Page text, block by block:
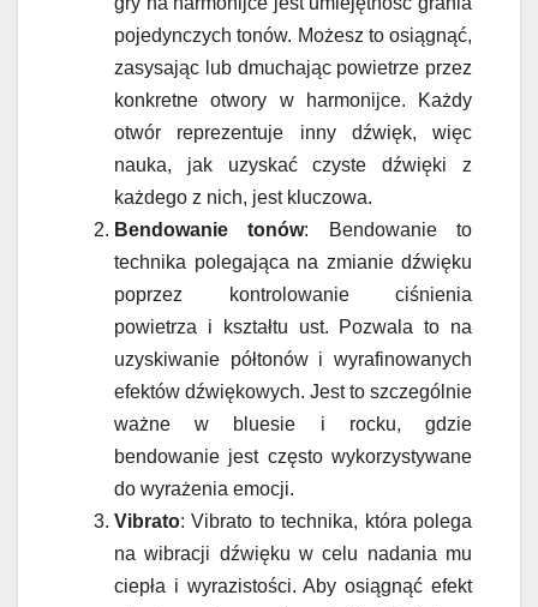
pojedynczych tonów. Możesz to osiągnąć,
zasysając lub dmuchając powietrze przez
konkretne otwory w harmonijce. Każdy
otwór reprezentuje inny dźwięk, więc
nauka, jak uzyskać czyste dźwięki z
każdego z nich, jest kluczowa.
Bendowanie tonów: Bendowanie to
technika polegająca na zmianie dźwięku
poprzez kontrolowanie ciśnienia
powietrza i kształtu ust. Pozwala to na
uzyskiwanie półtonów i wyrafinowanych
efektów dźwiękowych. Jest to szczególnie
ważne w bluesie i rocku, gdzie
bendowanie jest często wykorzystywane
do wyrażenia emocji.
Vibrato: Vibrato to technika, która polega
na wibracji dźwięku w celu nadania mu
ciepła i wyrazistości. Aby osiągnąć efekt